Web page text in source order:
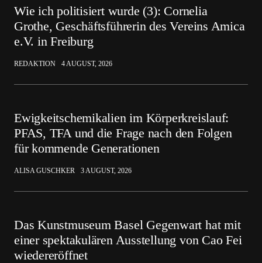
Wie ich politisiert wurde (3): Cornelia
Grothe, Geschäftsführerin des Vereins Amica
e.V. in Freiburg
REDAKTION 4 AUGUST, 2026
Ewigkeitschemikalien im Körperkreislauf:
PFAS, TFA und die Frage nach den Folgen
für kommende Generationen
ALISA GUSCHKER 3 AUGUST, 2026
Das Kunstmuseum Basel Gegenwart hat mit
einer spektakulären Ausstellung von Cao Fei
wiedereröffnet